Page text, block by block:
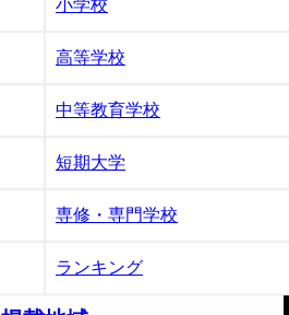
小学校
高等学校
中等教育学校
短期大学
専修・専門学校
ランキング